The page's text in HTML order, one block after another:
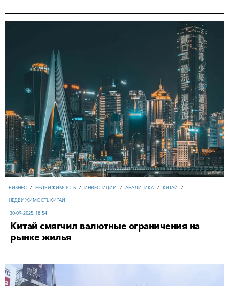
БИЗНЕС / НЕДВИЖИМОСТЬ / ИНВЕСТИЦИИ / АНАЛИТИКА / КИТАЙ /
НЕДВИЖИМОСТЬ КИТАЙ
30-09-2025, 18:54
Китай смягчил валютные ограничения на
рынке жилья